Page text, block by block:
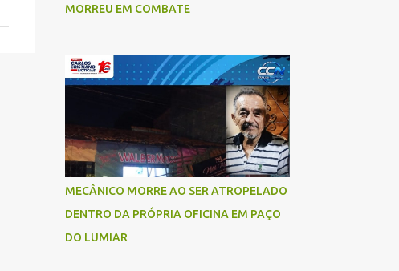
MORREU EM COMBATE
MECÂNICO MORRE AO SER ATROPELADO
DENTRO DA PRÓPRIA OFICINA EM PAÇO
DO LUMIAR